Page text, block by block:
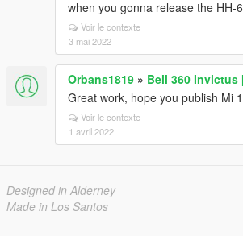
when you gonna release the HH-
Voir le contexte
3 mai 2022
Orbans1819 » Bell 360 Invictus
Great work, hope you publish Mi
Voir le contexte
1 avril 2022
Designed in Alderney
Made in Los Santos